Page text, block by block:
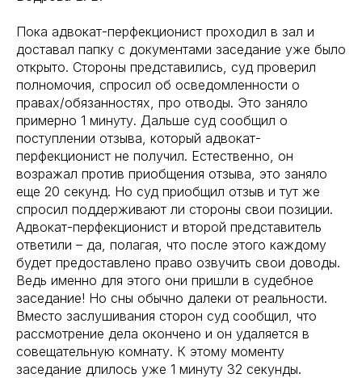
Пока адвокат-перфекционист проходил в зал и
доставал папку с документами заседание уже было
открыто. Стороны представились, суд проверил
полномочия, спросил об осведомленности о
правах/обязанностях, про отводы. Это заняло
примерно 1 минуту. Дальше суд сообщил о
поступлении отзыва, который адвокат-
перфекционист не получил. Естественно, он
возражал против приобщения отзыва, это заняло
еще 20 секунд. Но суд приобщил отзыв и тут же
спросил поддерживают ли стороны свои позиции.
Адвокат-перфекционист и второй представитель
ответили – да, полагая, что после этого каждому
будет предоставлено право озвучить свои доводы.
Ведь именно для этого они пришли в судебное
заседание! Но сны обычно далеки от реальности.
Вместо заслушивания сторон суд сообщил, что
рассмотрение дела окончено и он удаляется в
совещательную комнату. К этому моменту
заседание длилось уже 1 минуту 32 секунды.